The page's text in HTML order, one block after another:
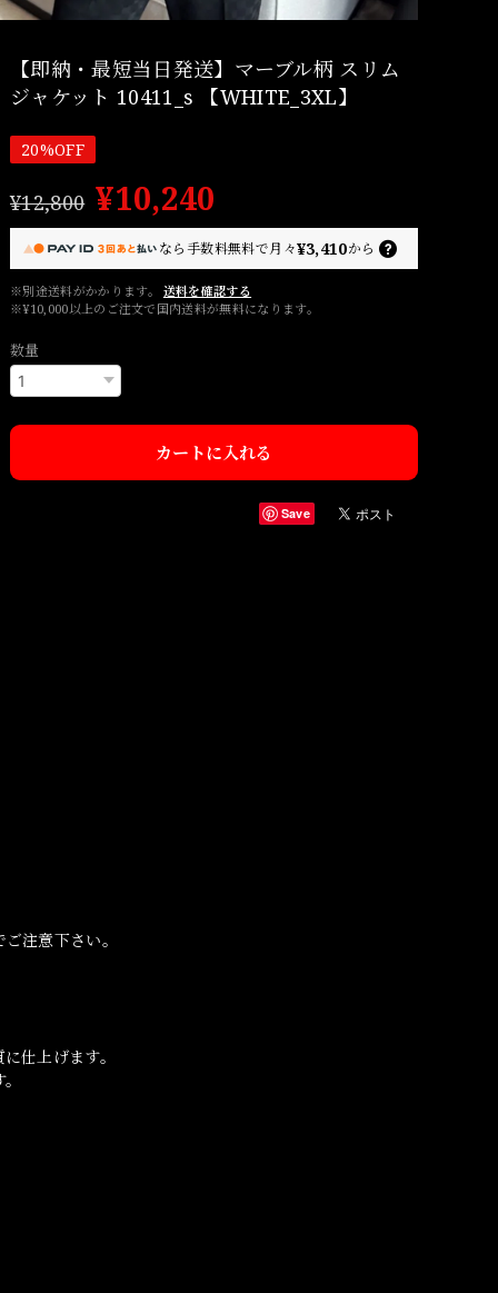
【即納・最短当日発送】マーブル柄 スリム
ジャケット 10411_s 【WHITE_3XL】
20%OFF
¥12,800 ¥10,240
なら手数料無料で月々¥3,410から
※別途送料がかかります。
送料を確認する
※¥10,000以上のご注文で国内送料が無料になります。
数量
カートに入れる
Save
注意下さい。
仕上げます。